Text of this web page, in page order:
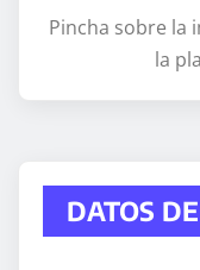
Pincha sobre la
la
DATOS